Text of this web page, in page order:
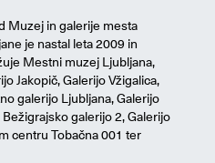
Muzej in galerije mesta
je nastal leta 2009 in
Mestni muzej Ljubljana,
Jakopič, Galerijo Vžigalica,
galerijo Ljubljana, Galerijo
galerijo 2, Galerijo
centru Tobačna 001 ter